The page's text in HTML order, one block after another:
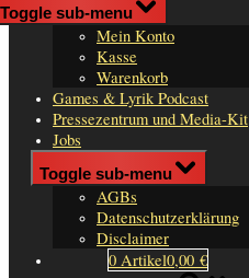
Shop
Toggle sub-menu
Mein Konto
Kasse
Warenkorb
Games & Lyrik Podcast
Pressezentrum und Media-Kit
Jobs
Impressum
Toggle sub-menu
AGBs
Datenschutzerklärung
Disclaimer
0 Artikel0,00 €